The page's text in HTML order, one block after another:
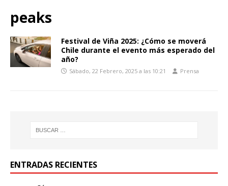
peaks
Festival de Viña 2025: ¿Cómo se moverá
Chile durante el evento más esperado del
año?
Sábado, 22 Febrero, 2025 a las 10:21 Prensa
ENTRADAS RECIENTES